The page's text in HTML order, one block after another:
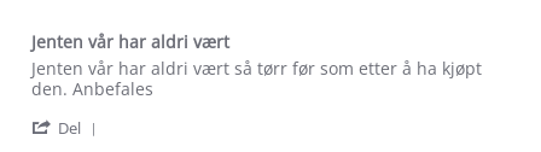
Jenten vår har aldri vært
Review
by
B.
review
stating
vår
Jenten vår har aldri vært så tørr før som etter å ha kjøpt
den. Anbefales
Del